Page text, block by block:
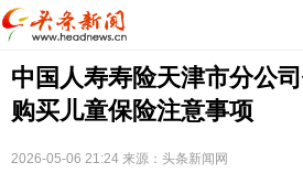
首
页
娱
乐
科
中国人寿寿险天津市分公
购买儿童保险注意事项
2026-05-06 21:24 来源： 头条新闻网